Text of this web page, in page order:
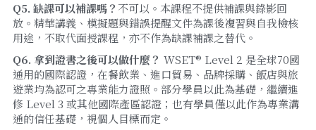
Q5. 缺課可以補課嗎？ 不可以。本課程不提供補課與錄影回
放。精華講義、模擬題與錯誤提醒文件為課後複習與自我檢核
用途，不取代面授課程，亦不作為缺課補課之替代。
Q6. 拿到證書之後可以做什麼？ WSET® Level 2 是全球70國
通用的國際認證，在餐飲業、進口貿易、品牌採購、飯店與旅
遊業均為認可之專業能力證照。部分學員以此為基礎，繼續進
修 Level 3 或其他國際產區認證；也有學員僅以此作為專業溝
通的信任基礎，視個人目標而定。